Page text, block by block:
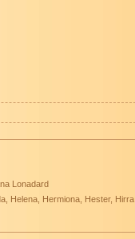
Lonadard
Helena, Hermiona, Hester, Hirra